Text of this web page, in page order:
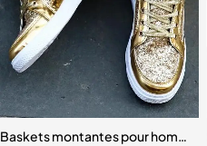
Baskets montantes pour hommes